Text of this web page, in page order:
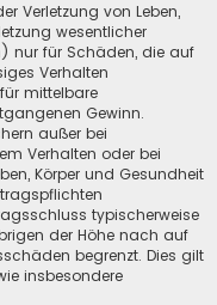
Verletzung von Leben,
wesentlicher
nur für Schäden, die auf
Verhalten
mittelbare
Gewinn.
außer bei
Verhalten oder bei
Körper und Gesundheit
typischerweise
der Höhe nach auf
begrenzt. Dies gilt
insbesondere